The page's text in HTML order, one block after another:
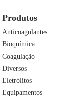
Produtos
Anticoagulantes
Bioquímica
Coagulação
Diversos
Eletrólitos
Equipamentos